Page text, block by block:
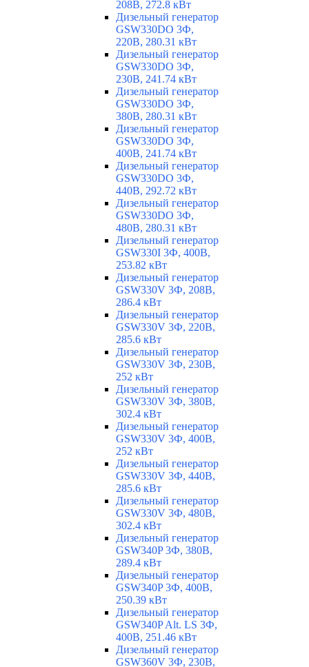
208В, 272.8 кВт
Дизельный генератор
GSW330DO 3Ф,
220В, 280.31 кВт
Дизельный генератор
GSW330DO 3Ф,
230В, 241.74 кВт
Дизельный генератор
GSW330DO 3Ф,
380В, 280.31 кВт
Дизельный генератор
GSW330DO 3Ф,
400В, 241.74 кВт
Дизельный генератор
GSW330DO 3Ф,
440В, 292.72 кВт
Дизельный генератор
GSW330DO 3Ф,
480В, 280.31 кВт
Дизельный генератор
GSW330I 3Ф, 400В,
253.82 кВт
Дизельный генератор
GSW330V 3Ф, 208В,
286.4 кВт
Дизельный генератор
GSW330V 3Ф, 220В,
285.6 кВт
Дизельный генератор
GSW330V 3Ф, 230В,
252 кВт
Дизельный генератор
GSW330V 3Ф, 380В,
302.4 кВт
Дизельный генератор
GSW330V 3Ф, 400В,
252 кВт
Дизельный генератор
GSW330V 3Ф, 440В,
285.6 кВт
Дизельный генератор
GSW330V 3Ф, 480В,
302.4 кВт
Дизельный генератор
GSW340P 3Ф, 380В,
289.4 кВт
Дизельный генератор
GSW340P 3Ф, 400В,
250.39 кВт
Дизельный генератор
GSW340P Alt. LS 3Ф,
400В, 251.46 кВт
Дизельный генератор
GSW360V 3Ф, 230В,